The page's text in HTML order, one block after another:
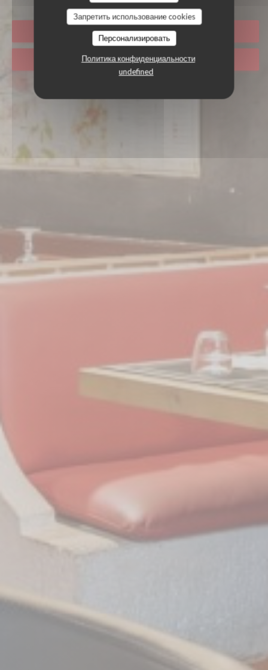
Запретить использование cookies
Персонализировать
Политика конфиденциальности
undefined
ЗАБРОНИРОВАТЬ СТОЛИК
НАВЫНОС